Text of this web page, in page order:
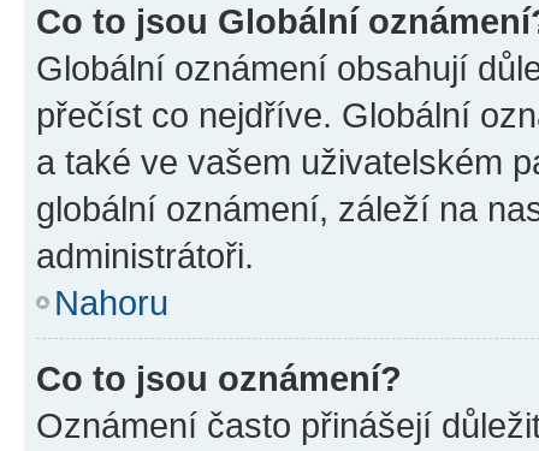
Co to jsou Globální
Globální oznámení obsahují
přečíst co nejdříve. Globální
a také ve vašem uživatelském
globální oznámení, záleží na
administrátoři.
Nahoru
Co to jsou oznámení?
Oznámení často přinášejí